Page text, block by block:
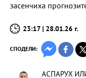
засенчиха
23:17 | 28.01.26 г.
СПОДЕЛИ:
АСПАРУХ